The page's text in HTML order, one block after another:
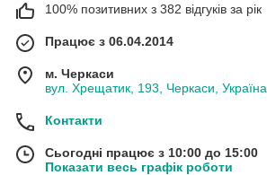
100% позитивних з 382 відгуків за рік
Працює з 06.04.2014
м. Черкаси
вул. Хрещатик, 193, Черкаси, Україна
Контакти
Сьогодні працює з 10:00 до 15:00
Показати весь графік роботи